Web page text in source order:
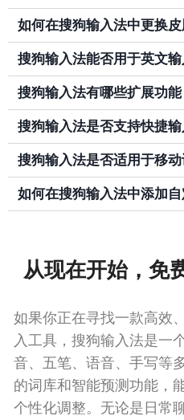
如何在搜狗输入法中更换皮
搜狗输入法能否用于英文输
搜狗输入法有哪些扩展功能
搜狗输入法是否支持快捷输
搜狗输入法是否适用于移动
如何在搜狗输入法中添加自
从现在开始，免
如果你正在寻找一款高效
入工具，搜狗输入法是一
音、五笔、语音、手写等
的词库和智能预测功能，
个性化调整。无论是日常